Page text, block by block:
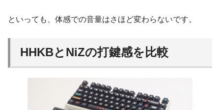
といっても、体感での音量はさほど変わらないです。
HHKBとNiZの打鍵感を比較